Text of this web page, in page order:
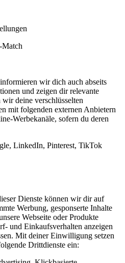
Match
wir dich auch abseits
und zeigen dir relevante
deine verschlüsselten
mit folgenden externen Anbietern
Werbekanäle, sofern du deren
LinkedIn, Pinterest, TikTok
Dienste können wir dir auf
Werbung, gesponserte Inhalte
Webseite oder Produkte
und Einkaufsverhalten anzeigen
Mit deiner Einwilligung setzen
Drittdienste ein: